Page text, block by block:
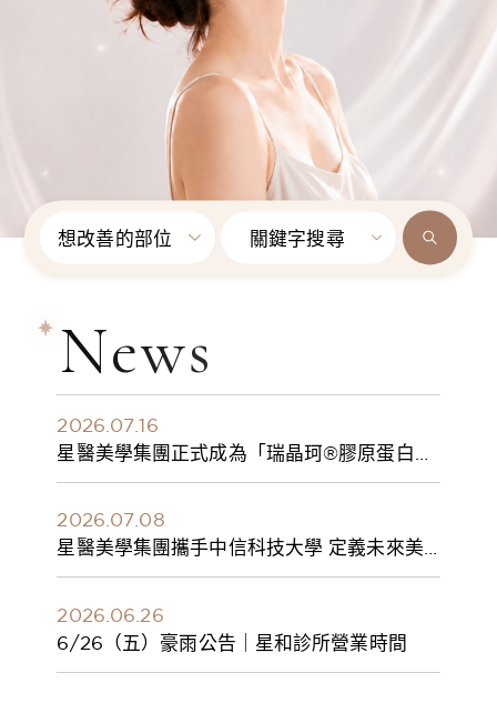
想改善的部位 關鍵字搜尋
News
2026.07.16
星醫美學集團正式成為「瑞晶珂®膠原蛋白植
入劑」台灣獨家總代理
2026.07.08
星醫美學集團攜手中信科技大學 定義未來美
學人才新標準 建構健康美學產學共育模式 串
2026.06.26
6/26（五）豪雨公告｜星和診所營業時間